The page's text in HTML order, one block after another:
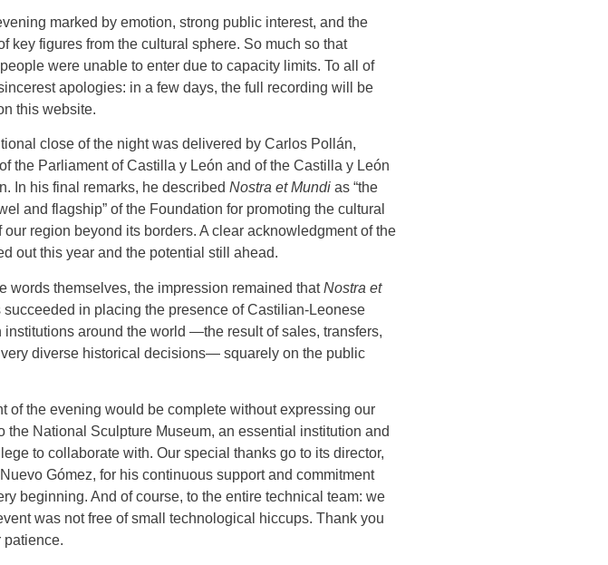
marked by emotion, strong public interest, and the
key figures from the cultural sphere. So much so that
were unable to enter due to capacity limits. To all of
apologies: in a few days, the full recording will be
this website.
close of the night was delivered by Carlos Pollán,
the Parliament of Castilla y León and of the Castilla y León
In his final remarks, he described Nostra et Mundi as “the
and flagship” of the Foundation for promoting the cultural
our region beyond its borders. A clear acknowledgment of the
out this year and the potential still ahead.
words themselves, the impression remained thatNostra et
succeeded in placing the presence of Castilian-Leonese
institutions around the world —the result of sales, transfers,
very diverse historical decisions— squarely on the public
of the evening would be complete without expressing our
the National Sculpture Museum, an essential institution and
to collaborate with. Our special thanks go to its director,
Gómez, for his continuous support and commitment
beginning. And of course, to the entire technical team: we
was not free of small technological hiccups. Thank you
patience.